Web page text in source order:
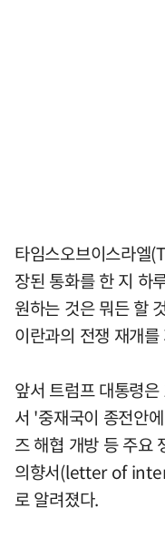
타임스오브이스라엘
장된 통화를 한 지 하
원하는 것은 뭐든 할
이란과의 전쟁 재개
앞서 트럼프 대통령
서 '중재국이 종전안
즈 해협 개방 등 주요
의향서(letter of
로 알려졌다.